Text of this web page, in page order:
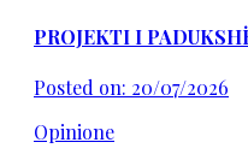
PROJEKTI I
Posted on: 20/07/2026
Opinione